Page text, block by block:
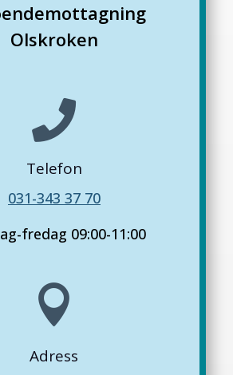
Olskroken

Telefon
031-343 37 70
fredag 09:00-11:00

Adress